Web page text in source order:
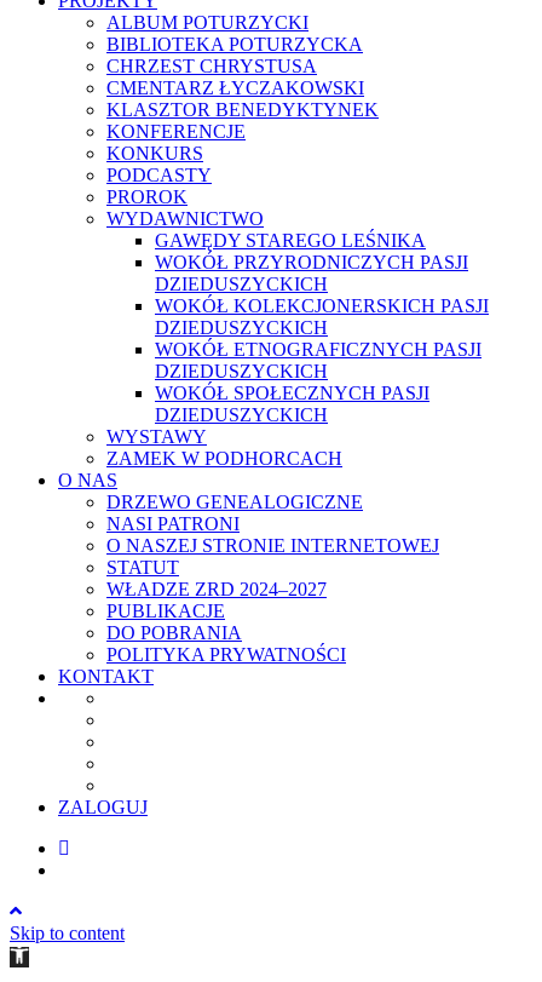
ALBUM POTURZYCKI
BIBLIOTEKA POTURZYCKA
CHRZEST CHRYSTUSA
CMENTARZ ŁYCZAKOWSKI
KLASZTOR BENEDYKTYNEK
KONFERENCJE
KONKURS
PODCASTY
PROROK
WYDAWNICTWO
GAWĘDY STAREGO LEŚNIKA
WOKÓŁ PRZYRODNICZYCH PASJI
DZIEDUSZYCKICH
WOKÓŁ KOLEKCJONERSKICH PASJI
DZIEDUSZYCKICH
WOKÓŁ ETNOGRAFICZNYCH PASJI
DZIEDUSZYCKICH
WOKÓŁ SPOŁECZNYCH PASJI
DZIEDUSZYCKICH
WYSTAWY
ZAMEK W PODHORCACH
O NAS
DRZEWO GENEALOGICZNE
NASI PATRONI
O NASZEJ STRONIE INTERNETOWEJ
STATUT
WŁADZE ZRD 2024–2027
PUBLIKACJE
DO POBRANIA
POLITYKA PRYWATNOŚCI
KONTAKT
ZALOGUJ
Skip to content
Open